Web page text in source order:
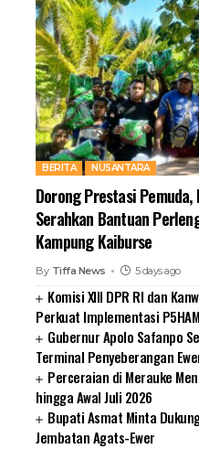
BERITA NUSANTARA
Dorong Prestasi Pemuda,
Serahkan Bantuan
Kampung Kaiburse
By Tiffa News 5 days ago
Komisi XIII DPR RI dan
Perkuat Implementasi
Gubernur Apolo Safanpo
Terminal Penyeberangan
Perceraian di Merauke
hingga Awal Juli 2026
Bupati Asmat Minta
Jembatan Agats-Ewer